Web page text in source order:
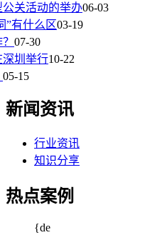
关活动的举办06-03
”有什么区03-19
07-30
深圳举行10-22
05-15
新闻资讯
行业资讯
知识分享
热点案例
{de